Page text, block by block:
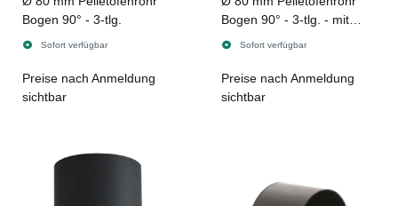
Bogen 90° - 3-tlg.
Sofort verfügbar
Preise nach Anmeldung
sichtbar
Bogen 90° - 3-tlg. - mit
Revision
Sofort verfügbar
Preise nach Anmeldung
sichtbar